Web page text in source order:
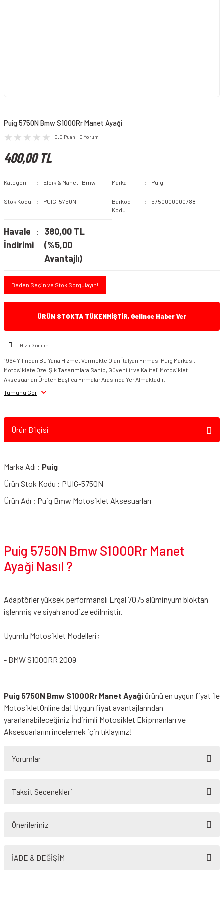
Puig 5750N Bmw S1000Rr Manet Ayaği
0.0 Puan - 0 Yorum
400,00 TL
Kategori Elcik & Manet , Bmw Marka Puig
Stok Kodu PUIG-5750N
Barkod
Kodu
5750000000788
Havale
İndirimi
380,00 TL
(%5,00
Avantajlı)
Beden Seçin ve Stok Sorgulayın!
ÜRÜN STOKTA TÜKENMİŞTİR, Gelince Haber Ver
Hızlı Gönderi
1964 Yılından Bu Yana Hizmet Vermekte Olan İtalyan Firması Puig Markası,
Motosiklete Özel Şık Tasarımlara Sahip, Güvenilir ve Kaliteli Motosiklet
Aksesuarları Üreten Başlıca Firmalar Arasında Yer Almaktadır.
Tümünü Gör
Ürün Bilgisi
Marka Adı : Puig
Ürün Stok Kodu : PUIG-5750N
Ürün Adı : Puig Bmw Motosiklet Aksesuarları
Puig 5750N Bmw S1000Rr Manet
Ayaği Nasıl ?
Adaptörler yüksek performanslı Ergal 7075 alüminyum bloktan
işlenmiş ve siyah anodize edilmiştir.
Uyumlu Motosiklet Modelleri;
- BMW S1000RR 2009
Puig 5750N Bmw S1000Rr Manet Ayağiürünü en uygun fiyat ile
MotosikletOnline da! Uygun fiyat avantajlarından
yararlanabileceğiniz İndirimli Motosiklet Ekipmanları ve
Aksesuarlarını incelemek için tıklayınız!
Yorumlar
Taksit Seçenekleri
Önerileriniz
yetersiz gördüğünüz noktaları öneri formunu kullanarak tarafımıza
İADE & DEĞİŞİM